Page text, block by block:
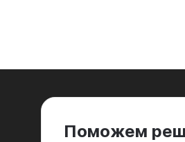
Поможем